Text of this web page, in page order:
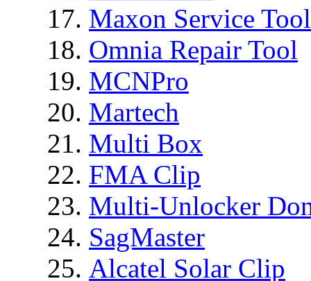
Maxon Service
Omnia Repair Tool
MCNPro
Martech
Multi Box
FMA Clip
Multi-Unlocker
SagMaster
Alcatel Solar Clip